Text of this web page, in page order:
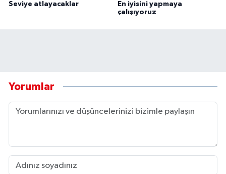
Seviye atlayacaklar
En iyisini yapmaya
çalışıyoruz
Yorumlar